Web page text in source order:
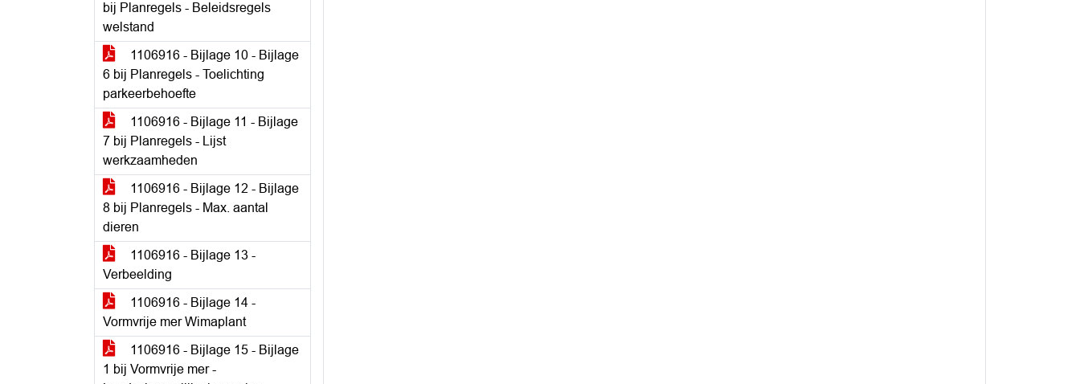
bij Planregels - Beleidsregels
welstand
1106916 - Bijlage 10 - Bijlage
6 bij Planregels - Toelichting
parkeerbehoefte
1106916 - Bijlage 11 - Bijlage
7 bij Planregels - Lijst
werkzaamheden
1106916 - Bijlage 12 - Bijlage
8 bij Planregels - Max. aantal
dieren
1106916 - Bijlage 13 -
Verbeelding
1106916 - Bijlage 14 -
Vormvrije mer Wimaplant
1106916 - Bijlage 15 - Bijlage
1 bij Vormvrije mer -